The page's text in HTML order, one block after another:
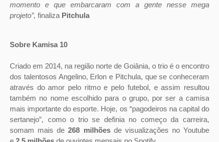
momento e que embarcaram com a gente nesse mega
projeto”, finaliza Pitchula
Sobre Kamisa 10
Criado em 2014, na região norte de Goiânia, o trio é o encontro
dos talentosos Angelino, Erlon e Pitchula, que se conheceram
através do amor pelo ritmo e pelo futebol, e assim resultou
também no nome escolhido para o grupo, por ser a camisa
mais importante do esporte. Hoje, os “pagodeiros na capital do
sertanejo”, como o trio se definia no começo da carreira,
somam mais de 268 milhões de visualizações no Youtube